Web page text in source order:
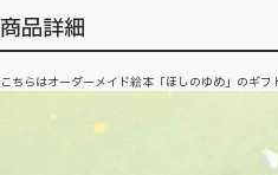
商品詳細
こちらはオーダーメイド絵本「ほしのゆめ」のギフ